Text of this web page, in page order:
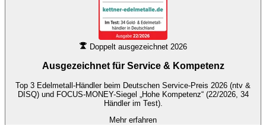
Doppelt ausgezeichnet 2026
Ausgezeichnet für Service & Kompetenz
Top 3 Edelmetall-Händler beim Deutschen Service-Preis 2026 (ntv &
DISQ) und FOCUS-MONEY-Siegel „Hohe Kompetenz“ (22/2026, 34
Händler im Test).
Mehr erfahren